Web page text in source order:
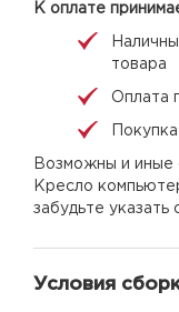
К оплате
товара
Оплата
Возможны и иные
Кресло
забудьте
Условия